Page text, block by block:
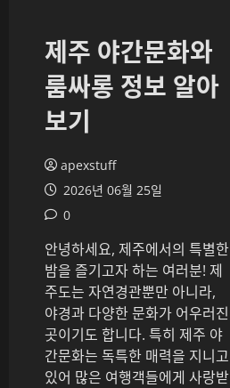
제주 야간문화와
룸싸롱 정보 알아
보기
apexstuff
2026년 06월 25일
0
안녕하세요, 제주에서의 특별한
밤을 즐기고자 하는 여러분! 제
주도는 자연경관뿐만 아니라,
야경과 다양한 문화가 어우러진
곳이기도 합니다. 특히 제주 야
간문화는 독특한 매력을 지니고
있어 많은 여행객들에게 사랑받